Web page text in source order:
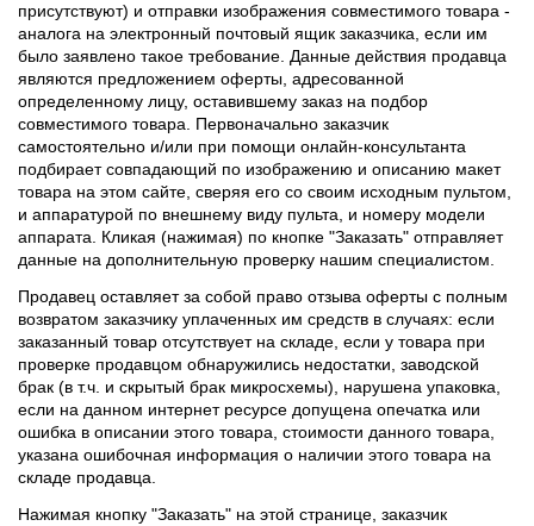
присутствуют) и отправки изображения совместимого товара -
аналога на электронный почтовый ящик заказчика, если им
было заявлено такое требование. Данные действия продавца
являются предложением оферты, адресованной
определенному лицу, оставившему заказ на подбор
совместимого товара. Первоначально заказчик
самостоятельно и/или при помощи онлайн-консультанта
подбирает совпадающий по изображению и описанию макет
товара на этом сайте, сверяя его со своим исходным пультом,
и аппаратурой по внешнему виду пульта, и номеру модели
аппарата. Кликая (нажимая) по кнопке "Заказать" отправляет
данные на дополнительную проверку нашим специалистом.
Продавец оставляет за собой право отзыва оферты с полным
возвратом заказчику уплаченных им средств в случаях: если
заказанный товар отсутствует на складе, если у товара при
проверке продавцом обнаружились недостатки, заводской
брак (в т.ч. и скрытый брак микросхемы), нарушена упаковка,
если на данном интернет ресурсе допущена опечатка или
ошибка в описании этого товара, стоимости данного товара,
указана ошибочная информация о наличии этого товара на
складе продавца.
Нажимая кнопку "Заказать" на этой странице, заказчик